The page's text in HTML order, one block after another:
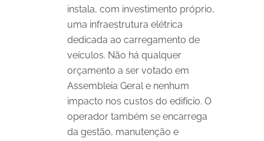
instala, com investimento próprio,
uma infraestrutura elétrica
dedicada ao carregamento de
veículos. Não há qualquer
orçamento a ser votado em
Assembleia Geral e nenhum
impacto nos custos do edifício. O
operador também se encarrega
da gestão, manutenção e